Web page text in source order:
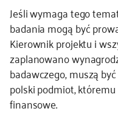
Jeśli wymaga tego
badania mogą być
Kierownik projektu i
zaplanowano
badawczego, muszą
polski podmiot,
finansowe.